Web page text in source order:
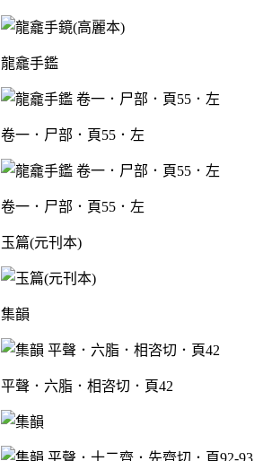
龍龕手鑑
卷一．尸部．頁55．左
卷一．尸部．頁55．左
玉篇(元刊本)
集韻
平聲．六脂．相咨切．頁42